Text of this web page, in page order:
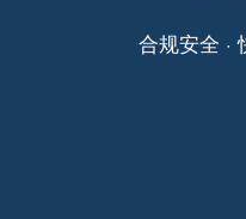
合规安全 ·